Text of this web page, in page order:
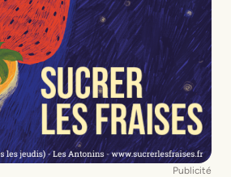
Publicité